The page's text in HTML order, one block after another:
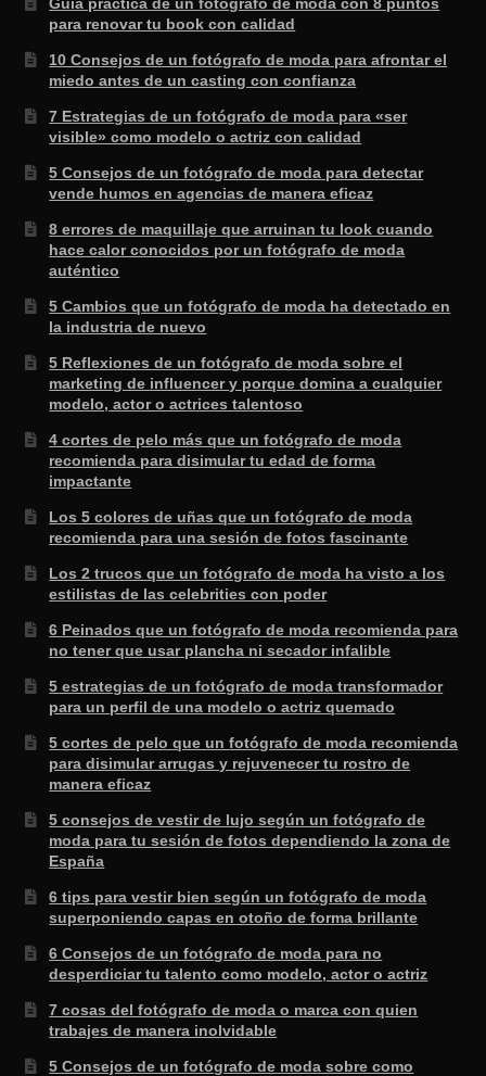
para renovar tu book con calidad
10 Consejos de un fotógrafo de moda para afrontar el
miedo antes de un casting con confianza
7 Estrategias de un fotógrafo de moda para «ser
visible» como modelo o actriz con calidad
5 Consejos de un fotógrafo de moda para detectar
vende humos en agencias de manera eficaz
8 errores de maquillaje que arruinan tu look cuando
hace calor conocidos por un fotógrafo de moda
auténtico
5 Cambios que un fotógrafo de moda ha detectado en
la industria de nuevo
5 Reflexiones de un fotógrafo de moda sobre el
marketing de influencer y porque domina a cualquier
modelo, actor o actrices talentoso
4 cortes de pelo más que un fotógrafo de moda
recomienda para disimular tu edad de forma
impactante
Los 5 colores de uñas que un fotógrafo de moda
recomienda para una sesión de fotos fascinante
Los 2 trucos que un fotógrafo de moda ha visto a los
estilistas de las celebrities con poder
6 Peinados que un fotógrafo de moda recomienda para
no tener que usar plancha ni secador infalible
5 estrategias de un fotógrafo de moda transformador
para un perfil de una modelo o actriz quemado
5 cortes de pelo que un fotógrafo de moda recomienda
para disimular arrugas y rejuvenecer tu rostro de
manera eficaz
5 consejos de vestir de lujo según un fotógrafo de
moda para tu sesión de fotos dependiendo la zona de
España
6 tips para vestir bien según un fotógrafo de moda
superponiendo capas en otoño de forma brillante
6 Consejos de un fotógrafo de moda para no
desperdiciar tu talento como modelo, actor o actriz
7 cosas del fotógrafo de moda o marca con quien
trabajes de manera inolvidable
5 Consejos de un fotógrafo de moda sobre como